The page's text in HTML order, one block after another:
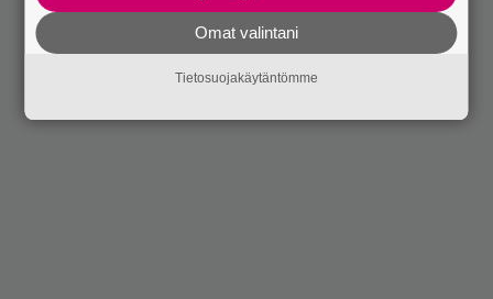
Omat valintani
Tietosuojakäytäntömme